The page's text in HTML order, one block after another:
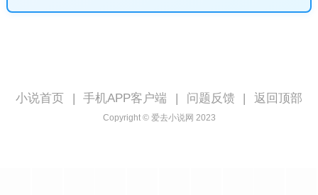
小说首页 手机APP客户端 问题反馈 返回顶部
Copyright © 爱去小说网 2023